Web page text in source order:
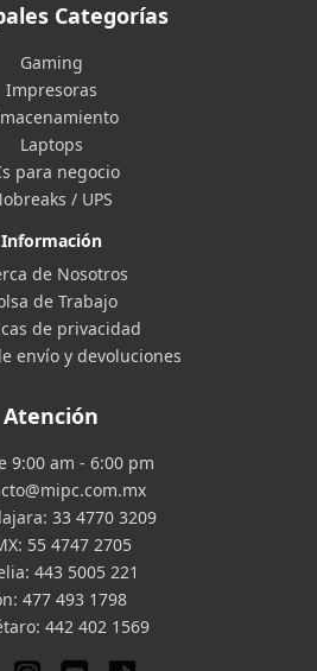
Categorías
Gaming
Impresoras
Laptops
para negocio
/ UPS
Información
de Nosotros
de Trabajo
de privacidad
envío y devoluciones
Atención
9:00 am - 6:00 pm
33 4770 3209
55 4747 2705
443 5005 221
477 493 1798
442 402 1569